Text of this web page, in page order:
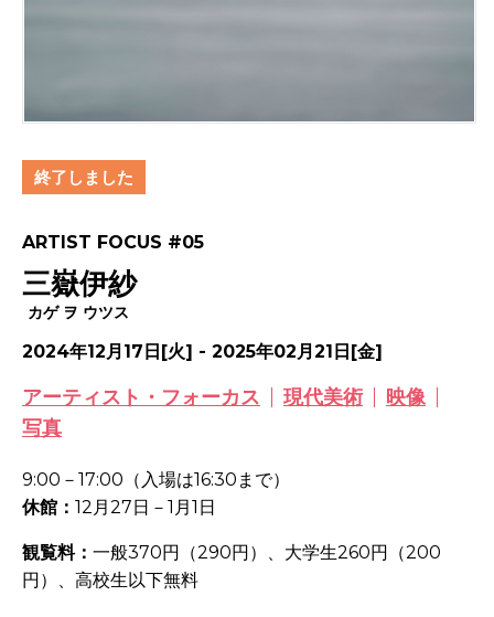
終了しました
ARTIST FOCUS #05
三嶽伊紗
カゲ ヲ ウツス
2024年12月17日[火] - 2025年02月21日[金]
アーティスト・フォーカス 現代美術
映像
写真
9:00－ 17:00 （入場は16:30 まで）
休館： 12月 27 日－ 1 月 1 日
観覧料： 一般370円（290円）、大学生260円（200
円）、高校生以下無料